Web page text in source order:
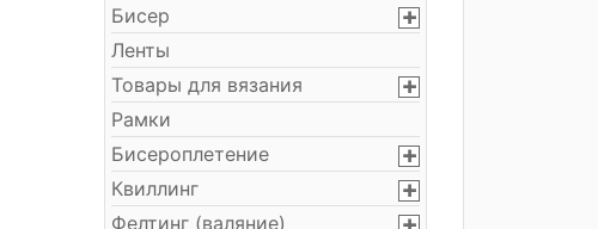
Бисер
Ленты
Товары для вязания
Рамки
Бисероплетение
Квиллинг
Фелтинг (валяние)